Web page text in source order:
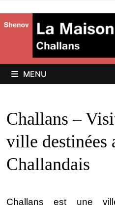
au
contenu
MENU
Challans –
ville destinées
Challandais
Challans est une